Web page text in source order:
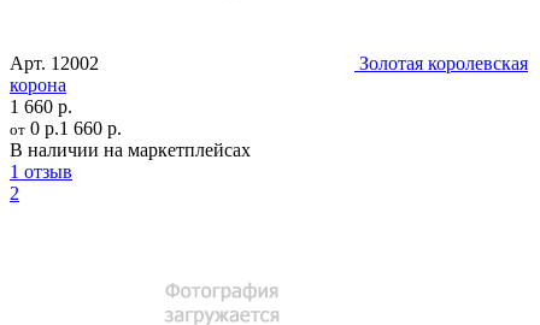
Арт. 12002
Золотая королевская
корона
1 660 р.
от 0 р.1 660 р.
В наличии на маркетплейсах
1 отзыв
2